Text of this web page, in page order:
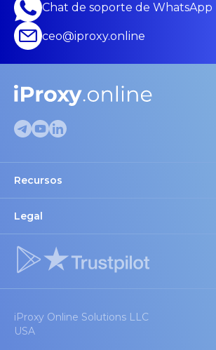
Chat de soporte de WhatsApp
ceo@iproxy.online
Recursos
Verificador de proxies
Blog
Dispositivos Recomendados
FAQ
Socios y Descuentos
Legal
Confianza y Legal
Configuración de cookies
iProxy Online Solutions LLC
USA